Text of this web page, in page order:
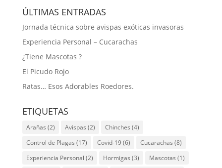
ÚLTIMAS ENTRADAS
Jornada técnica sobre avispas exóticas invasoras
Experiencia Personal – Cucarachas
¿Tiene Mascotas ?
El Picudo Rojo
Ratas… Esos Adorables Roedores.
ETIQUETAS
Arañas (2) Avispas (2) Chinches (4)
Control de Plagas (17) Covid-19(6) Cucarachas (8)
Experiencia Personal (2) Hormigas (3) Mascotas (1)